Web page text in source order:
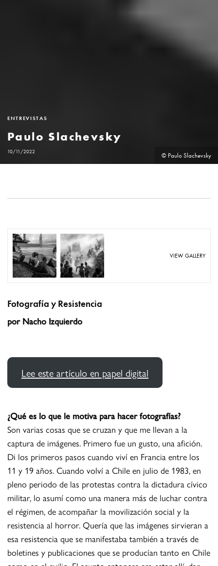
ENTREVISTAS
Paulo Slachevsky
10/11/2022 © Paulo Slachevsky
VIEW GALLERY
Fotografía y Resistencia
por Nacho Izquierdo
Lee este artículo en papel digital
¿Qué es lo que le motiva para hacer fotografías?
Son varias cosas que se cruzan y que me llevan a la
captura de imágenes. Primero fue un gusto, una afición.
Di los primeros pasos cuando viví en Francia entre los
11 y 19 años. Cuando volví a Chile en julio de 1983, en
pleno periodo de las protestas contra la dictadura cívico
militar, lo asumí como una manera más de luchar contra
el régimen, de acompañar la movilización social y la
resistencia al horror. Quería que las imágenes sirvieran a
esa resistencia que se manifestaba también a través de
boletines y publicaciones que se producían tanto en Chile